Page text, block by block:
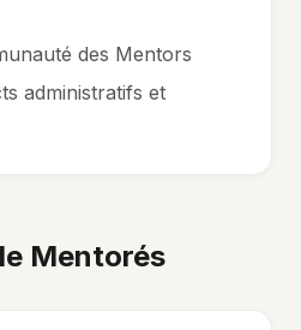
des Mentors
administratifs et
Mentorés